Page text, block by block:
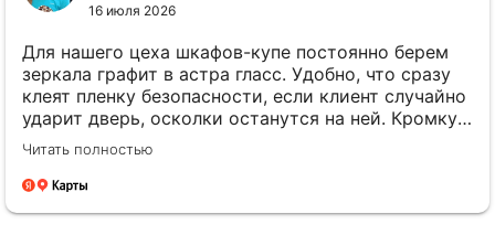
16 июля 2026
Для нашего цеха шкафов-купе постоянно берем
зеркала графит в астра гласс. Удобно, что сразу
клеят пленку безопасности, если клиент случайно
ударит дверь, осколки останутся на ней. Кромку
мы даже не просим обрабатывать, она все равно
прячется в профиль. Привозят стабильно
вовремя, без задержек.
Читать полностью